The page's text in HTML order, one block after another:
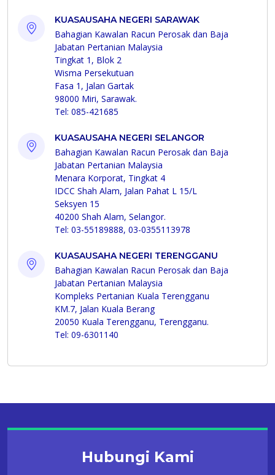
KUASAUSAHA NEGERI SARAWAK
Bahagian Kawalan Racun Perosak dan Baja
Jabatan Pertanian Malaysia
Tingkat 1, Blok 2
Wisma Persekutuan
Fasa 1, Jalan Gartak
98000 Miri, Sarawak.
Tel: 085-421685
KUASAUSAHA NEGERI SELANGOR
Bahagian Kawalan Racun Perosak dan Baja
Jabatan Pertanian Malaysia
Menara Korporat, Tingkat 4
IDCC Shah Alam, Jalan Pahat L 15/L
Seksyen 15
40200 Shah Alam, Selangor.
Tel: 03-55189888, 03-0355113978
KUASAUSAHA NEGERI TERENGGANU
Bahagian Kawalan Racun Perosak dan Baja
Jabatan Pertanian Malaysia
Kompleks Pertanian Kuala Terengganu
KM.7, Jalan Kuala Berang
20050 Kuala Terengganu, Terengganu.
Tel: 09-6301140
Hubungi Kami